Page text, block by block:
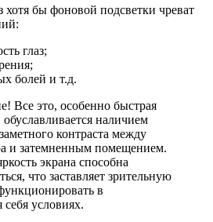
хотя бы фоновой подсветки чреват
глаз;
болей и т.д.
Все это, особенно быстрая
обуславливается наличием
контраста между
и затемненным помещением.
экрана способна
что заставляет зрительную
в
условиях.